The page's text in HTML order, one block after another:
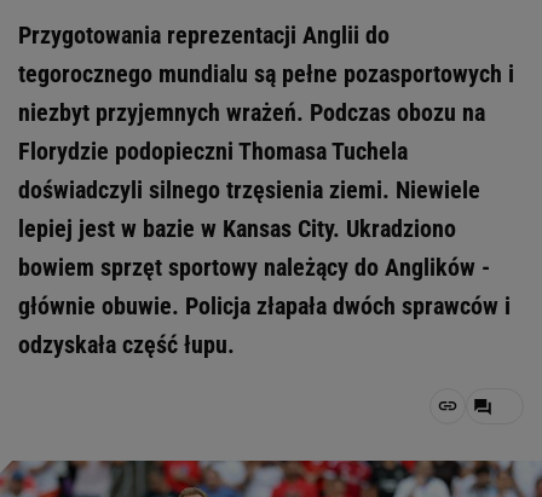
Przygotowania reprezentacji Anglii do
tegorocznego mundialu są pełne pozasportowych i
niezbyt przyjemnych wrażeń. Podczas obozu na
Florydzie podopieczni Thomasa Tuchela
doświadczyli silnego trzęsienia ziemi. Niewiele
lepiej jest w bazie w Kansas City. Ukradziono
bowiem sprzęt sportowy należący do Anglików -
głównie obuwie. Policja złapała dwóch sprawców i
odzyskała część łupu.